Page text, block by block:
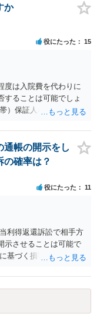
発生したこと ⑤ マスク
る精神的な損害が発生
のご指摘なさる「相当
までは責任追及ができ
果，入院期間が延びて
能な余地があります。
金銭の請求はしませ
上記の請求は，基本的
か
役にたった 15
度は入院費を代わりに
することは可能でしょ
）保証人などにならな
通帳の開示をし
の確率は？
役にたった 11
利得返還訴訟で相手方
示させることは可能で
基づく損害賠償請求の
網羅的な探索的調査と
期間等を特定して行う
日付がすべて一致して
⇒誠に恐縮ですが、勝